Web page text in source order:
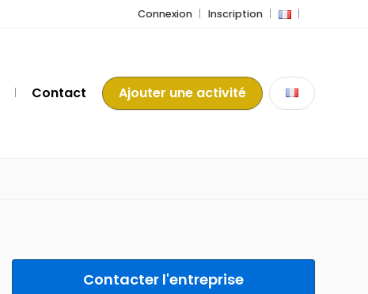
Connexion Inscription
Contact Ajouter une activité
Contacter l'entreprise